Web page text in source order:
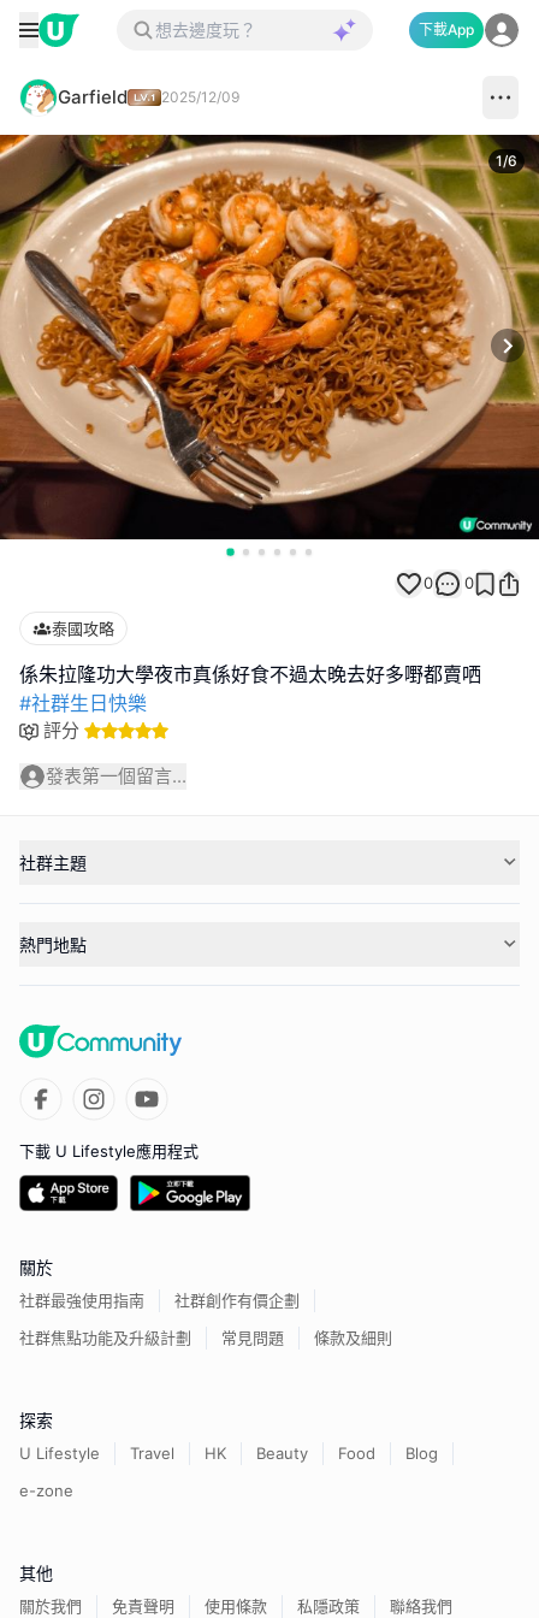
下載App
Garfield 2025/12/09
1/6
0 0
泰國攻略
#社群生日快樂
評分
發表第一個留言...
社群主題
熱門地點
下載 U Lifestyle應用程式
關於
社群最強使用指南
社群創作有價企劃
社群焦點功能及升級計劃
常見問題 條款及細則
探索
U Lifestyle Travel HK Beauty Food
Blog
e-zone
其他
關於我們 免責聲明 使用條款 私隱政策 聯絡我們